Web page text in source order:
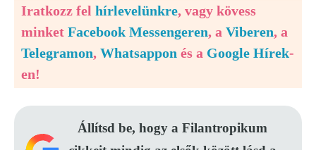
Iratkozz fel hírlevelünkre, vagy kövess
minket Facebook Messengeren, a Viberen, a
Telegramon, Whatsappon és a Google Hírek-
en!
Állítsd be, hogy a Filantropikum